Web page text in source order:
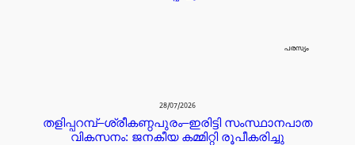
പരസ്യം
28/07/2026
തളിപ്പറമ്പ്–ശ്രീകണ്ഠപുരം–ഇരിട്ടി സംസ്ഥാനപാത
വികസനം: ജനകീയ കമ്മിറ്റി രൂപീകരിച്ചു